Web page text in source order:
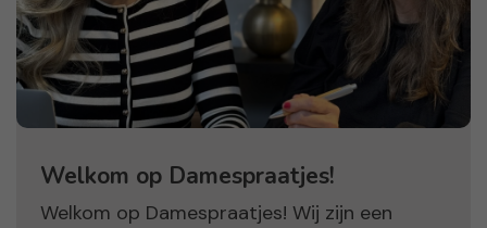
Welkom op Damespraatjes!
Welkom op Damespraatjes! Wij zijn een